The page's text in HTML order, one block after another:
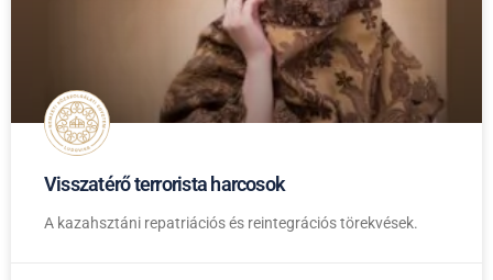
Visszatérő terrorista harcosok
A kazahsztáni repatriációs és reintegrációs törekvések.